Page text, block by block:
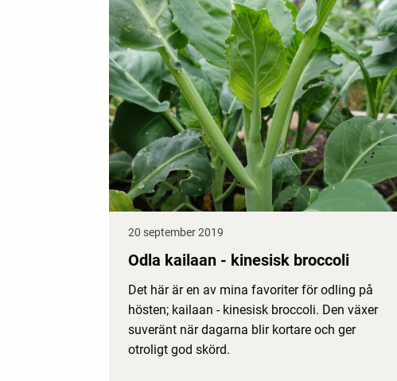
20 september 2019
Odla kailaan - kinesisk broccoli
Det här är en av mina favoriter för odling på
hösten; kailaan - kinesisk broccoli. Den växer
suveränt när dagarna blir kortare och ger
otroligt god skörd.